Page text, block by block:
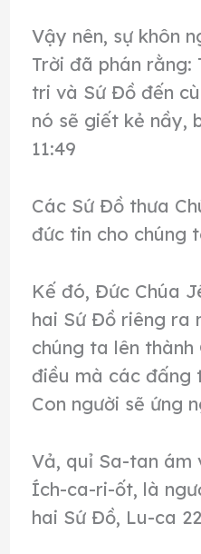
Vậy nên, sự khôn
Trời đã phán rằng:
tri và Sứ Đồ đến
nó sẽ giết kẻ nầy,
11:49
Các Sứ Đồ thưa
đức tin cho chúng
Kế đó, Đức Chúa
hai Sứ Đồ riêng ra
chúng ta lên
điều mà các đấng
Con người sẽ ứng
Vả, quỉ Sa-tan ám
Ích-ca-ri-ốt, là
hai Sứ Đồ, Lu-ca